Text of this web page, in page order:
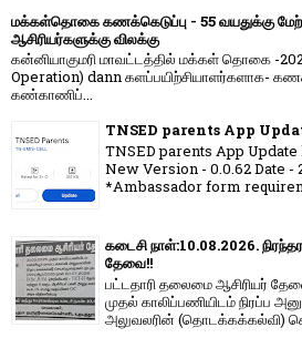
மக்கள்தொகை கணக்கெடுப்பு - 55 வயதுக்கு
ஆசிரியர்களுக்கு விலக்கு
கன்னியாகுமரி மாவட்டத்தில் மக்கள் தொகை -
Operation) dann களப்பயிற்சியாளர்களாக-
கண்காணிப்...
TNSED parents App
TNSED parents App
New Version - 0.0.62 Date -
*Ambassador form
கடைசி நாள்:10.08.2026.
தேவை!!
பட்டதாரி தலைமை ஆசிரியர்
முதல் காலிப்பணியிடம் நிரப்ப
அலுவலரின் (தொடக்கக்கல்வி)